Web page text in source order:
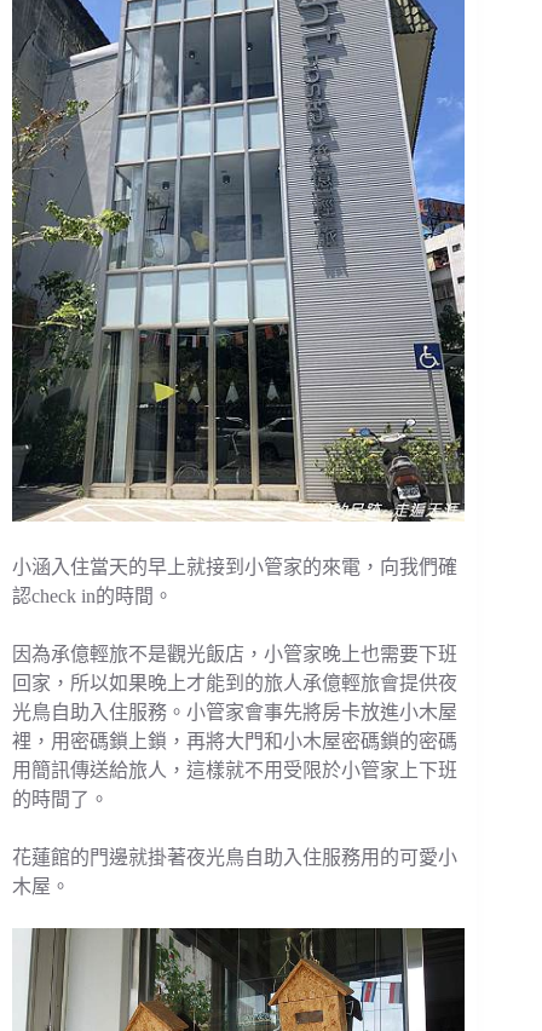
小涵入住當天的早上就接到小管家的來電，向我們確
認check in的時間。
因為承億輕旅不是觀光飯店，小管家晚上也需要下班
回家，所以如果晚上才能到的旅人承億輕旅會提供夜
光鳥自助入住服務。小管家會事先將房卡放進小木屋
裡，用密碼鎖上鎖，再將大門和小木屋密碼鎖的密碼
用簡訊傳送給旅人，這樣就不用受限於小管家上下班
的時間了。
花蓮館的門邊就掛著夜光鳥自助入住服務用的可愛小
木屋。